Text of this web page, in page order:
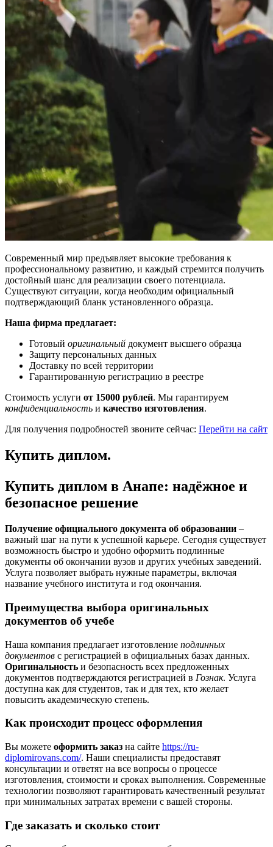
Современный мир предъявляет высокие требования к
профессиональному развитию, и каждый стремится получить
достойный шанс для реализации своего потенциала.
Существуют ситуации, когда необходим официальный
подтверждающий бланк установленного образца.
Наша фирма предлагает:
Готовый оригинальный документ высшего образца
Защиту персональных данных
Доставку по всей территории
Гарантированную регистрацию в реестре
Стоимость услуги от 15000 рублей. Мы гарантируем
конфиденциальность и качество изготовления.
Для получения подробностей звоните сейчас: Перейти на сайт
Купить диплом.
Купить диплом в Анапе: надёжное и
безопасное решение
Получение официального документа об образовании –
важный шаг на пути к успешной карьере. Сегодня существует
возможность быстро и удобно оформить подлинные
документы об окончании вузов и других учебных заведений.
Услуга позволяет выбрать нужные параметры, включая
название учебного института и год окончания.
Преимущества выбора оригинальных
документов об учебе
Наша компания предлагает изготовление подлинных
документов с регистрацией в официальных базах данных.
Оригинальность и безопасность всех предложенных
документов подтверждаются регистрацией в Гознак. Услуга
доступна как для студентов, так и для тех, кто желает
повысить академическую степень.
Как происходит процесс оформления
Вы можете оформить заказ на сайте https://ru-
diplomirovans.com/. Наши специалисты предоставят
консультации и ответят на все вопросы о процессе
изготовления, стоимости и сроках выполнения. Современные
технологии позволяют гарантировать качественный результат
при минимальных затратах времени с вашей стороны.
Где заказать и сколько стоит